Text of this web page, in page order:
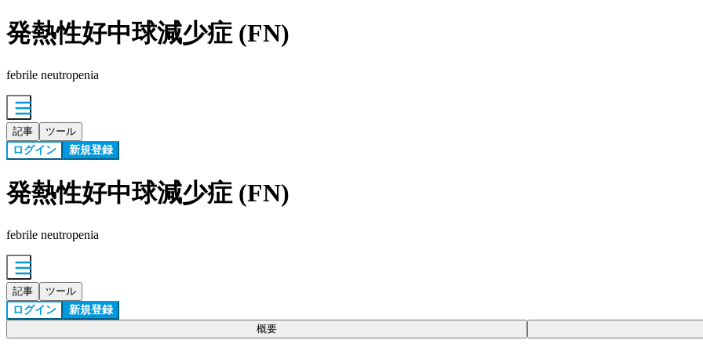
発熱性好中球減少症 (FN)
febrile neutropenia
記事 ツール
ログイン 新規登録
発熱性好中球減少症 (FN)
febrile neutropenia
記事 ツール
ログイン 新規登録
概要